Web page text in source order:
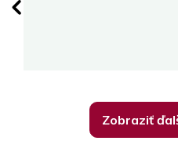
Zobraziť